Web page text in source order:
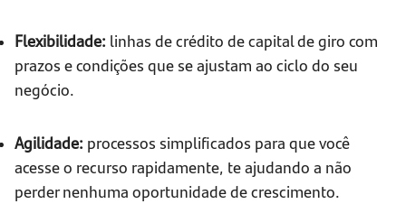
Flexibilidade: linhas de crédito de capital de giro com
prazos e condições que se ajustam ao ciclo do seu
negócio.
Agilidade: processos simplificados para que você
acesse o recurso rapidamente, te ajudando a não
perder nenhuma oportunidade de crescimento.